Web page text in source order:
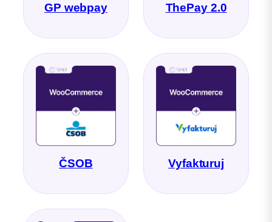
GP webpay ThePay 2.0
ČSOB Vyfakturuj